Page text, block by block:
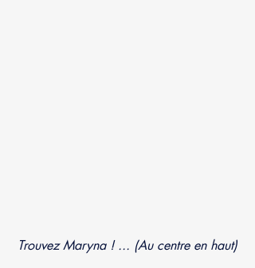
Trouvez Maryna ! ... (Au centre en haut)